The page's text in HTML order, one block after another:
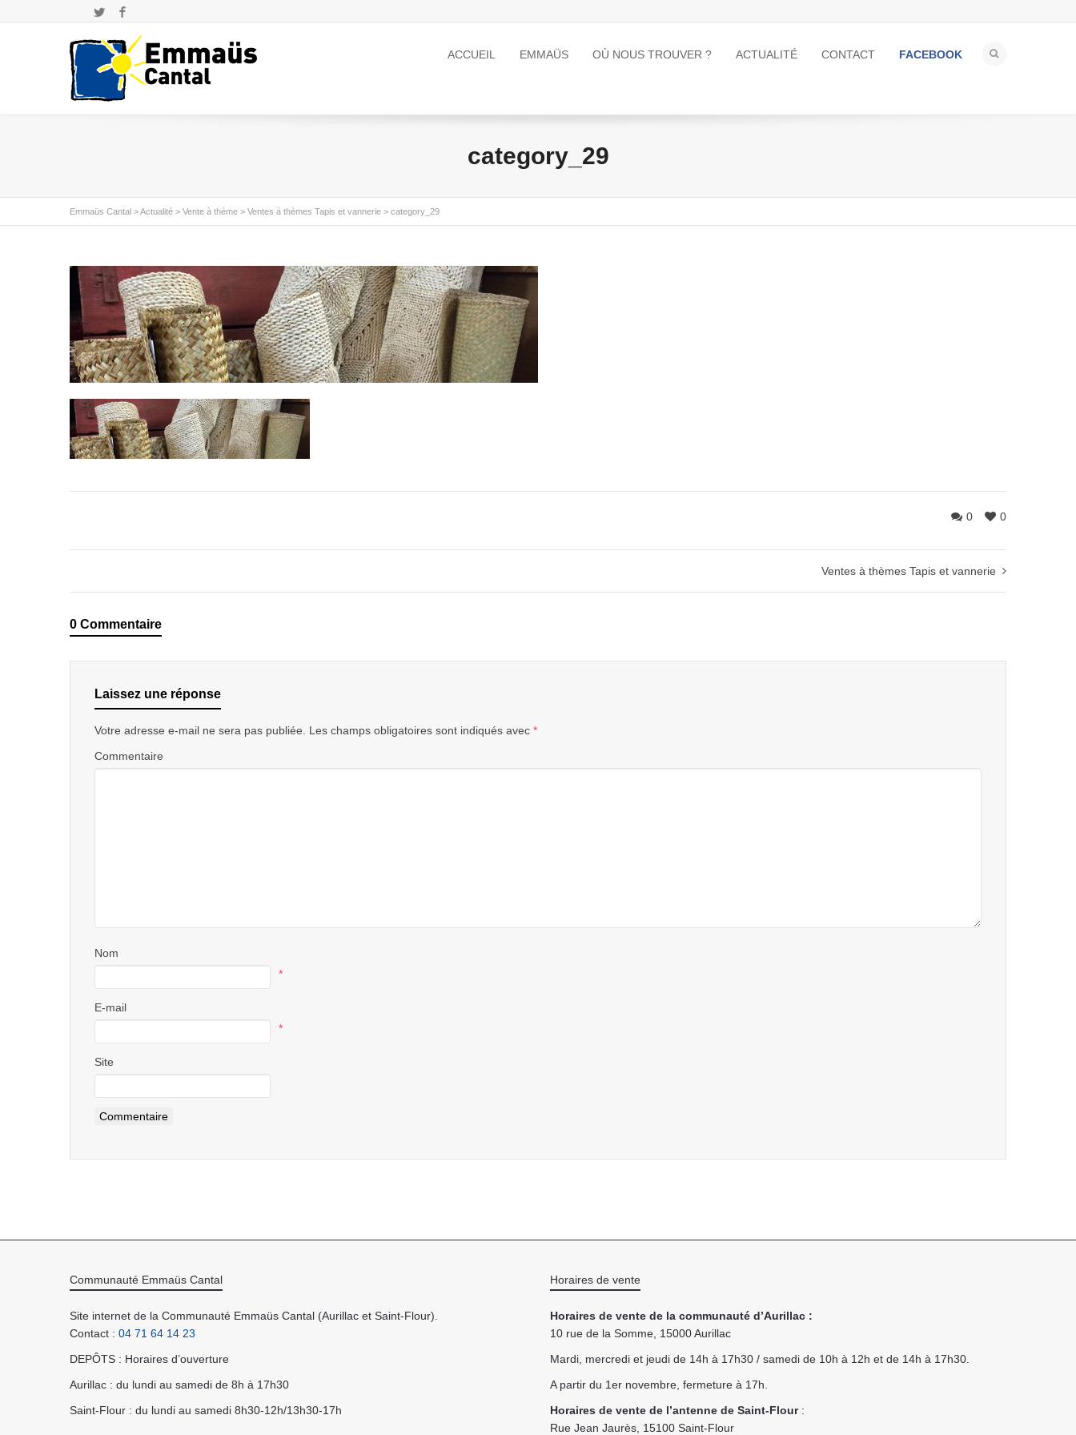
Twitter
ACCUEIL EMMAÜS OÙ NOUS TROUVER ? ACTUALITÉ CONTACT FACEBOOK
category_29
Emmaüs Cantal >Actualité > Vente à théme > Ventes à thèmes Tapis et vannerie > category_29
0
0
Ventes à thèmes Tapis et vannerie
0 Commentaire
Laissez une réponse
Votre adresse e-mail ne sera pas publiée. Les champs obligatoires sont indiqués avec *
Commentaire
Nom
*
E-mail
*
Site
Communauté Emmaüs Cantal
Site internet de la Communauté Emmaüs Cantal (Aurillac et Saint-Flour).
Contact : 04 71 64 14 23
DEPÔTS : Horaires d’ouverture
Aurillac : du lundi au samedi de 8h à 17h30
Saint-Flour : du lundi au samedi 8h30-12h/13h30-17h
Horaires de vente
Horaires de vente de la communauté d’Aurillac :
10 rue de la Somme, 15000 Aurillac
Mardi, mercredi et jeudi de 14h à 17h30 / samedi de 10h à 12h et de 14h à 17h30.
A partir du 1er novembre, fermeture à 17h.
Horaires de vente de l’antenne de Saint-Flour:
Rue Jean Jaurès, 15100 Saint-Flour